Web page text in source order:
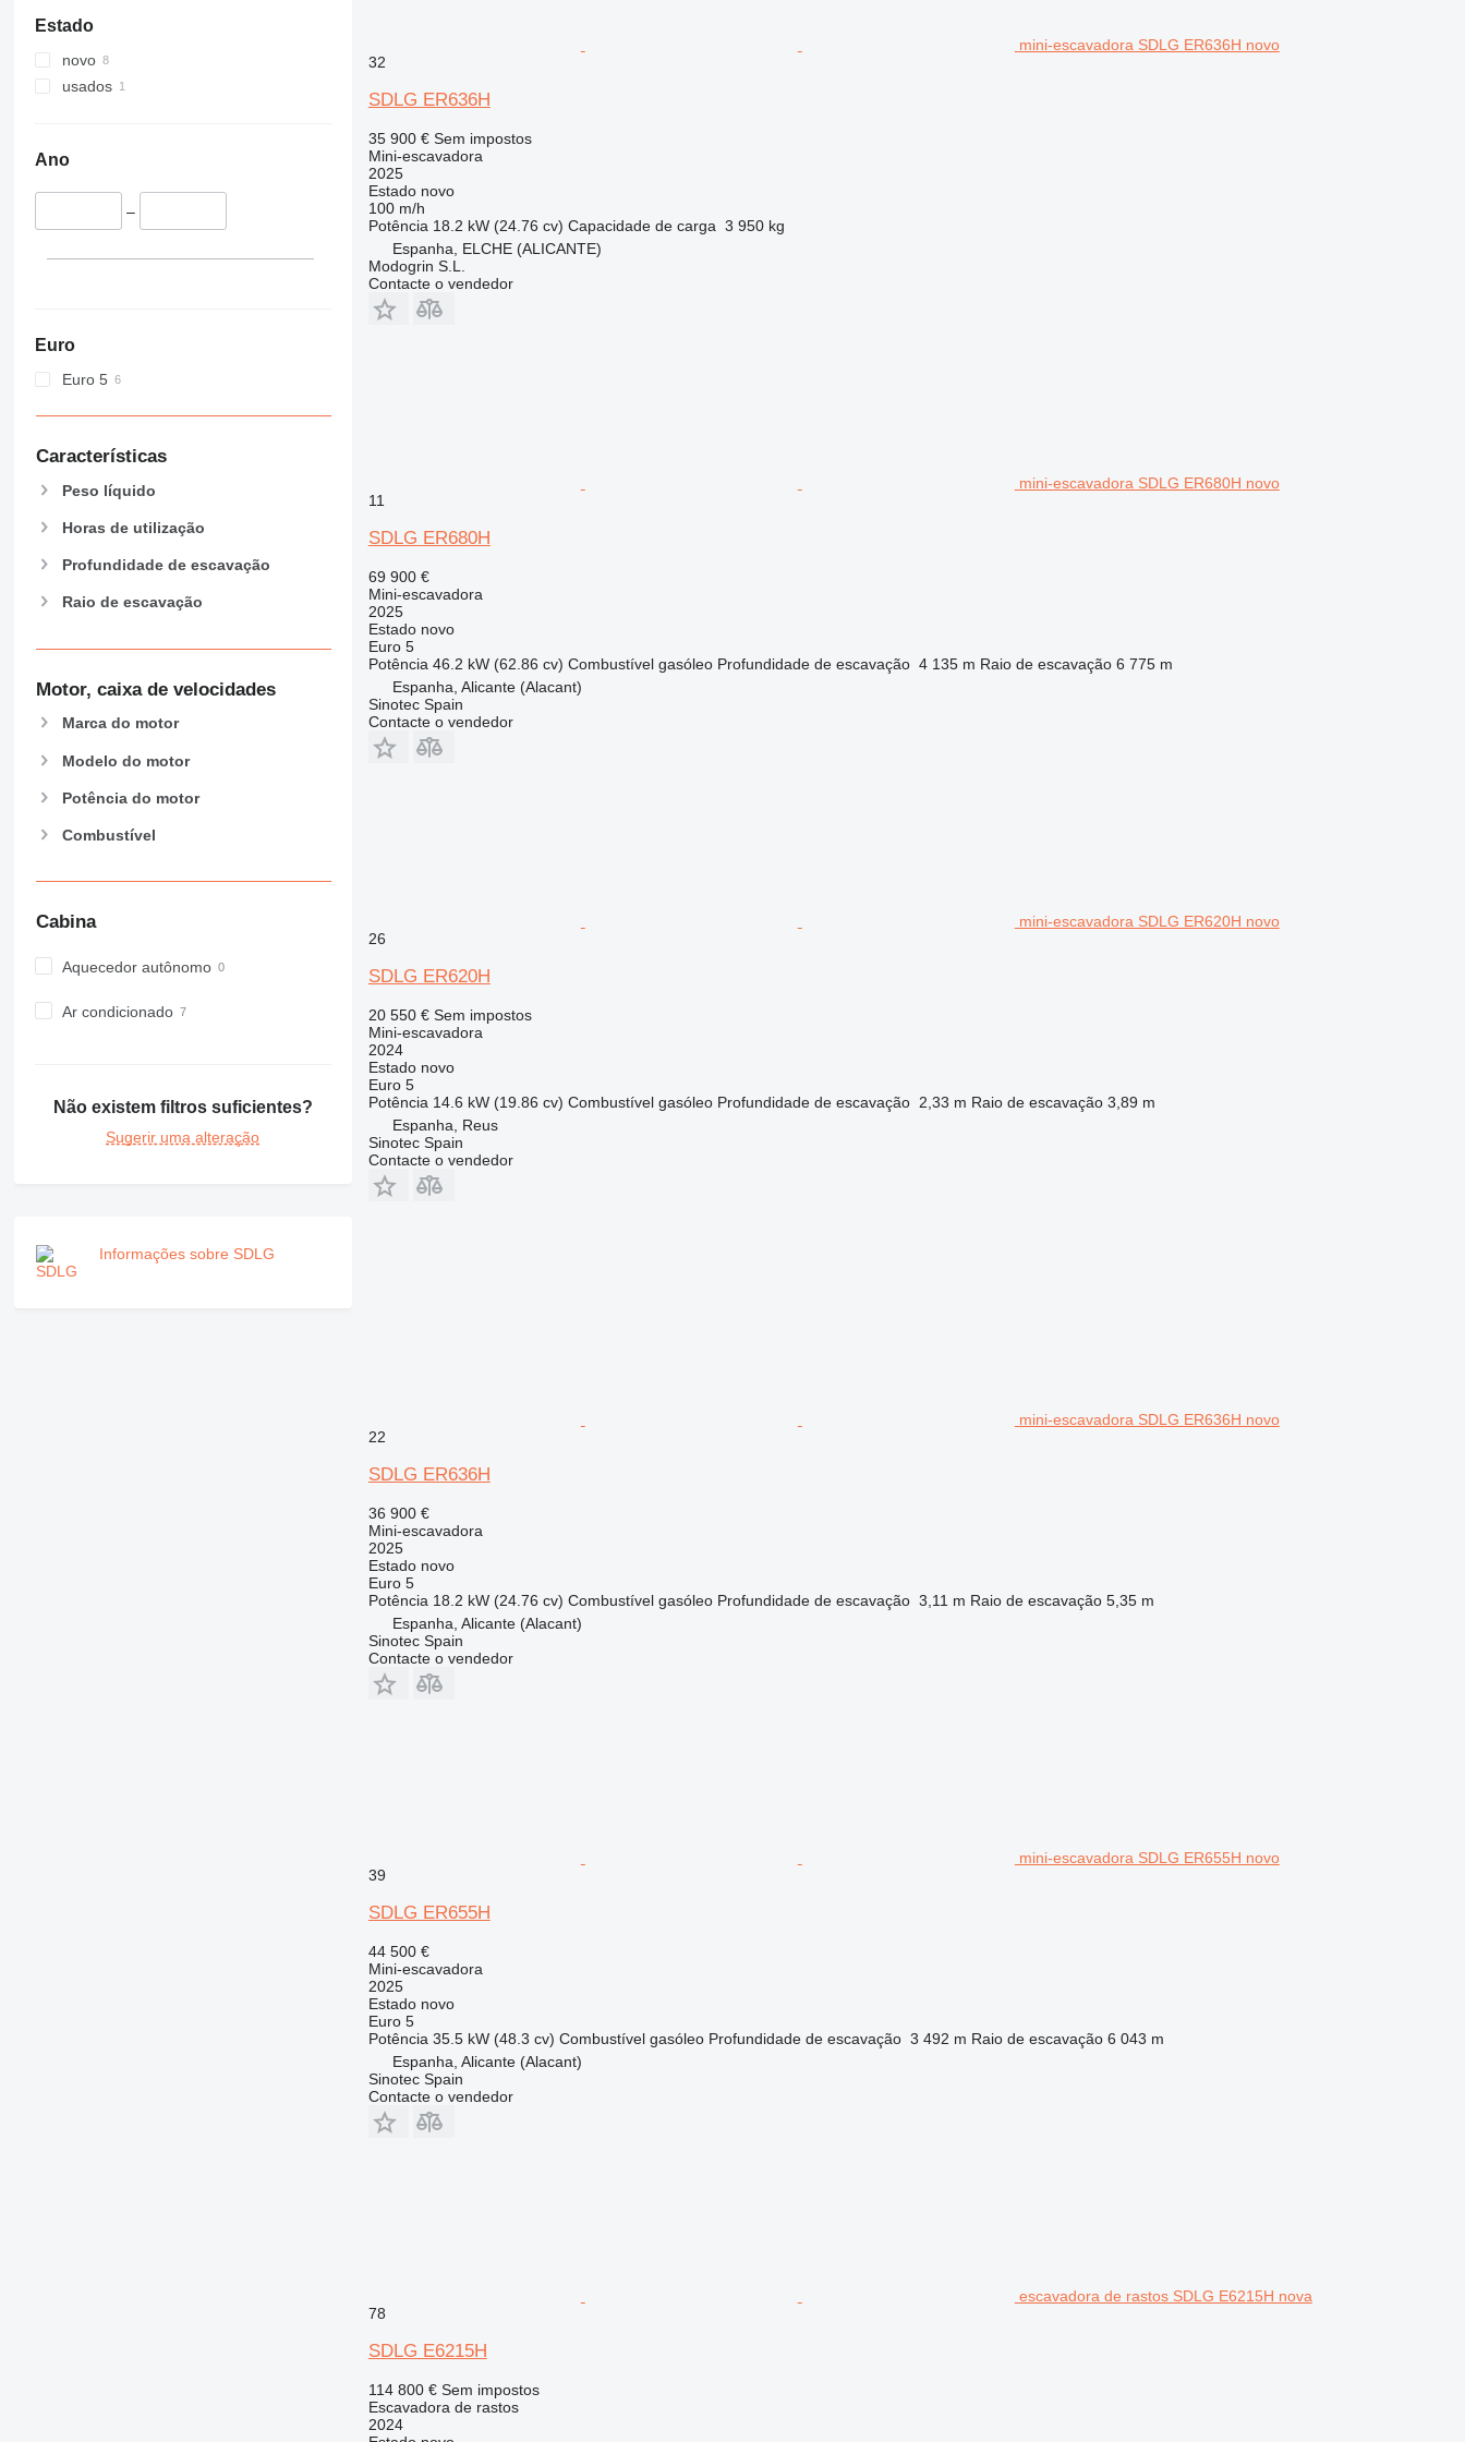
Estado
novo
usados
Ano
–
Euro
Euro 5
Características
Peso líquido
Horas de utilização
Profundidade de escavação
Raio de escavação
Motor, caixa de velocidades
Marca do motor
Modelo do motor
Potência do motor
Combustível
Cabina
Aquecedor autônomo
Ar condicionado
Não existem filtros suficientes?
Sugerir uma alteração
Informações sobre SDLG
mini-escavadora SDLG ER636H novo
32
SDLG ER636H
35 900 € Sem impostos
Mini-escavadora
2025
Estadonovo
100 m/h
Potência 18.2 kW (24.76 cv) Capacidade de carga 3 950 kg
Espanha, ELCHE (ALICANTE)
Modogrin S.L.
Contacte o vendedor
mini-escavadora SDLG ER680H novo
11
SDLG ER680H
69 900 €
Mini-escavadora
2025
Estadonovo
Euro 5
Potência 46.2 kW (62.86 cv) Combustível gasóleo Profundidade de escavação 4 135 m Raio de escavação 6 775 m
Espanha, Alicante (Alacant)
Sinotec Spain
Contacte o vendedor
mini-escavadora SDLG ER620H novo
26
SDLG ER620H
20 550 € Sem impostos
Mini-escavadora
2024
Estadonovo
Euro 5
Potência 14.6 kW (19.86 cv) Combustível gasóleo Profundidade de escavação 2,33 m Raio de escavação 3,89 m
Espanha, Reus
Sinotec Spain
Contacte o vendedor
mini-escavadora SDLG ER636H novo
22
SDLG ER636H
36 900 €
Mini-escavadora
2025
Estadonovo
Euro 5
Potência 18.2 kW (24.76 cv) Combustível gasóleo Profundidade de escavação 3,11 m Raio de escavação 5,35 m
Espanha, Alicante (Alacant)
Sinotec Spain
Contacte o vendedor
mini-escavadora SDLG ER655H novo
39
SDLG ER655H
44 500 €
Mini-escavadora
2025
Estadonovo
Euro 5
Potência 35.5 kW (48.3 cv) Combustível gasóleo Profundidade de escavação 3 492 m Raio de escavação 6 043 m
Espanha, Alicante (Alacant)
Sinotec Spain
Contacte o vendedor
escavadora de rastos SDLG E6215H nova
78
SDLG E6215H
114 800 € Sem impostos
Escavadora de rastos
2024